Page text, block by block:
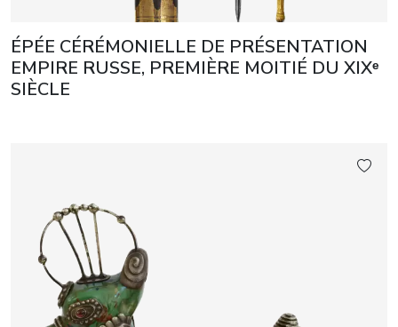
ÉPÉE CÉRÉMONIELLE DE PRÉSENTATION
EMPIRE RUSSE, PREMIÈRE MOITIÉ DU XIXᵉ
SIÈCLE